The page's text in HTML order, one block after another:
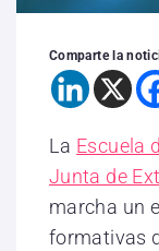
Comparte la
La Escuela
Junta de
marcha un
formativas